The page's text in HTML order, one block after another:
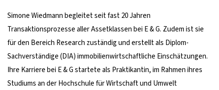
Simone Wiedmann begleitet seit fast 20 Jahren
Transaktionsprozesse aller Assetklassen bei E & G. Zudem ist sie
für den Bereich Research zuständig und erstellt als Diplom-
Sachverständige (DIA) immobilienwirtschaftliche Einschätzungen.
Ihre Karriere bei E & G startete als Praktikantin, im Rahmen ihres
Studiums an der Hochschule für Wirtschaft und Umwelt